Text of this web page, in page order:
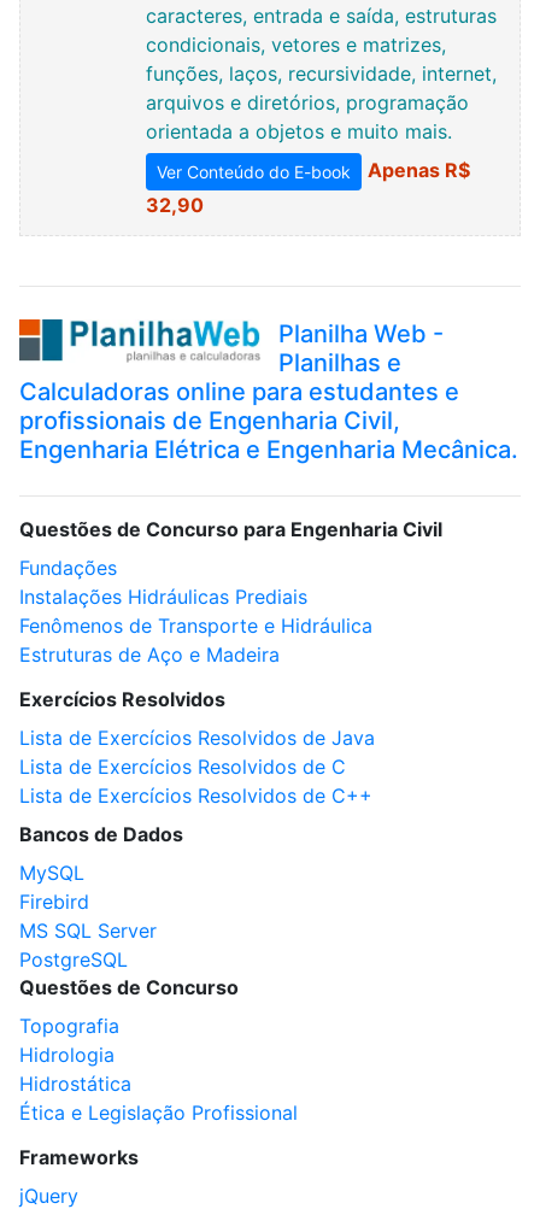
caracteres, entrada e saída, estruturas
condicionais, vetores e matrizes,
funções, laços, recursividade, internet,
arquivos e diretórios, programação
orientada a objetos e muito mais.
Ver Conteúdo do E-book
Apenas R$
32,90
Planilha Web -
Planilhas e
Calculadoras online para estudantes e
profissionais de Engenharia Civil,
Engenharia Elétrica e Engenharia Mecânica.
Questões de Concurso para Engenharia Civil
Fundações
Instalações Hidráulicas Prediais
Fenômenos de Transporte e Hidráulica
Estruturas de Aço e Madeira
Exercícios Resolvidos
Lista de Exercícios Resolvidos de Java
Lista de Exercícios Resolvidos de C
Lista de Exercícios Resolvidos de C++
Bancos de Dados
MySQL
Firebird
MS SQL Server
PostgreSQL
Questões de Concurso
Topografia
Hidrologia
Hidrostática
Ética e Legislação Profissional
Frameworks
jQuery